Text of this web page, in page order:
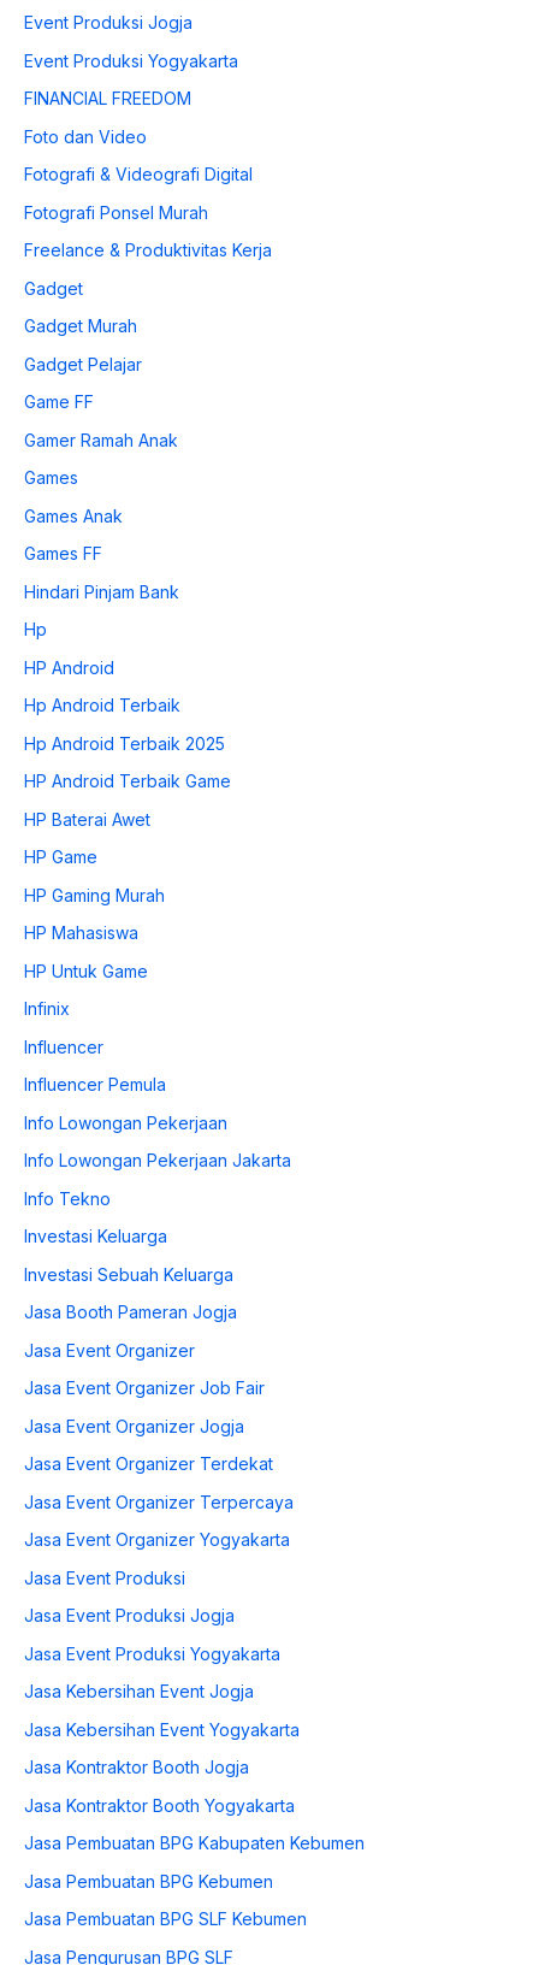
Event Produksi Jogja
Event Produksi Yogyakarta
FINANCIAL FREEDOM
Foto dan Video
Fotografi & Videografi Digital
Fotografi Ponsel Murah
Freelance & Produktivitas Kerja
Gadget
Gadget Murah
Gadget Pelajar
Game FF
Gamer Ramah Anak
Games
Games Anak
Games FF
Hindari Pinjam Bank
Hp
HP Android
Hp Android Terbaik
Hp Android Terbaik 2025
HP Android Terbaik Game
HP Baterai Awet
HP Game
HP Gaming Murah
HP Mahasiswa
HP Untuk Game
Infinix
Influencer
Influencer Pemula
Info Lowongan Pekerjaan
Info Lowongan Pekerjaan Jakarta
Info Tekno
Investasi Keluarga
Investasi Sebuah Keluarga
Jasa Booth Pameran Jogja
Jasa Event Organizer
Jasa Event Organizer Job Fair
Jasa Event Organizer Jogja
Jasa Event Organizer Terdekat
Jasa Event Organizer Terpercaya
Jasa Event Organizer Yogyakarta
Jasa Event Produksi
Jasa Event Produksi Jogja
Jasa Event Produksi Yogyakarta
Jasa Kebersihan Event Jogja
Jasa Kebersihan Event Yogyakarta
Jasa Kontraktor Booth Jogja
Jasa Kontraktor Booth Yogyakarta
Jasa Pembuatan BPG Kabupaten Kebumen
Jasa Pembuatan BPG Kebumen
Jasa Pembuatan BPG SLF Kebumen
Jasa Pengurusan BPG SLF